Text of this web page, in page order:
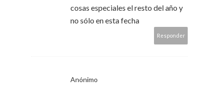
cosas especiales el resto del año y
no sólo en esta fecha
Responder
Anónimo